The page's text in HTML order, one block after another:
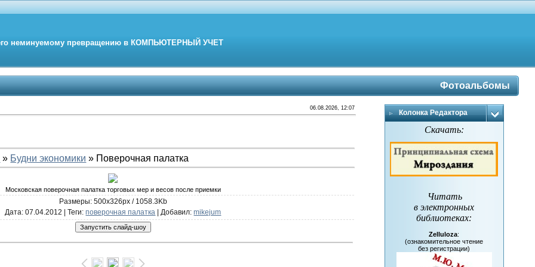
неминуемому превращению в КОМПЬЮТЕРНЫЙ УЧЕТ
Фотоальбомы
06.08.2026, 12:07
» Будни экономики » Поверочная палатка
Московская поверочная палатка торговых мер и весов после приемки
Размеры: 500x326px / 1058.3Kb
Дата: 07.04.2012 |Теги:поверочная палатка |Добавил:mikejum
Колонка Редактора
Скачать:
Читать
в электронных
библиотеках:
Zelluloza:
(ознакомительное чтение
без регистрации)